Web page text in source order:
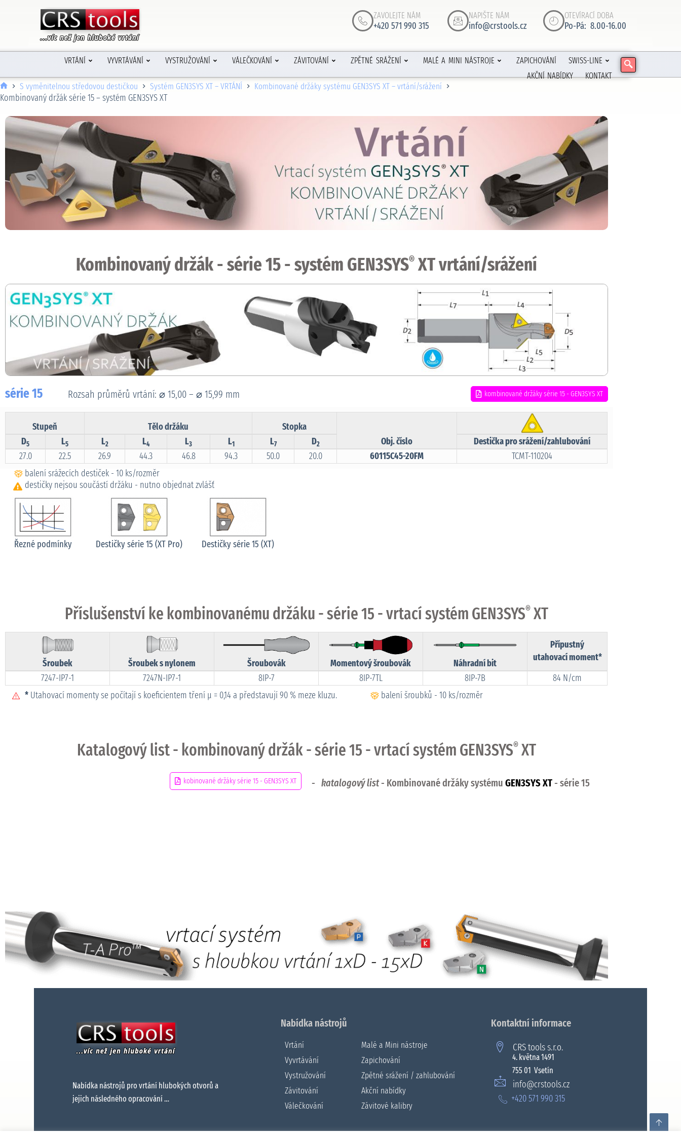
ZAVOLEJTE NÁM
+420 571 990 315
NAPIŠTE NÁM
info@crstools.cz
OTEVÍRACÍ DOBA
Po-Pá: 8.00-16.00
VRTÁNÍ VYVRTÁVÁNÍ VYSTRUŽOVÁNÍ VÁLEČKOVÁNÍ ZÁVITOVÁNÍ ZPĚTNÉ SRÁŽENÍ MALÉ A MINI NÁSTROJE ZAPICHOVÁNÍ
SWISS-LINE
AKČNÍ NABÍDKY
KONTAKT
S vyměnitelnou středovou destičkou Systém GEN3SYS XT – VRTÁNÍ Kombinované držáky systému GEN3SYS XT – vrtání/srážení
Kombinovaný držák série 15 – systém GEN3SYS XT
Kombinovaný držák - série 15 - systém GEN3SYS®XT vrtání/srážení
série 15 Rozsah průměrů vrtání: ⌀ 15,00 – ⌀ 15,99 mm kombinované držáky série 15 - GEN3SYS XT
Stupeň Tělo držáku
Stopka
Obj. číslo
D5 L5 L2 L4 L3 L1 L7 D2
Destička pro srážení/zahlubování
27.0
22.5 26.9 44.3 46.8 94.3 50.0 20.0 60115C45-20FM
TCMT-110204
balení srážecích destiček - 10 ks/rozměr
destičky nejsou součástí držáku - nutno objednat zvlášť
Řezné podmínky Destičky série 15 (XT Pro) Destičky série 15 (XT)
Příslušenství ke kombinovanému držáku - série 15 - vrtací systém GEN3SYS®XT
Šroubek Šroubek s nylonem Šroubovák Momentový šroubovák Náhradní bit
Přípustný
utahovací moment*
7247-IP7-1
7247N-IP7-1 8IP-7 8IP-7TL 8IP-7B
84 N/cm
* Utahovací momenty se počítají s koeficientem tření μ = 0,14 a představují 90 % meze kluzu. balení šroubků - 10 ks/rozměr
Katalogový list - kombinovaný držák - série 15 - vrtací systém GEN3SYS®XT
kobinované držáky série 15 - GEN3SYS XT - katalogový list- Kombinované držáky systému GEN3SYS XT- série 15
Nabídka nástrojů pro vrtání hlubokých otvorů a
jejich následného opracování …
Nabídka nástrojů
Vrtání
Vyvrtávání
Vystružování
Závitování
Válečkování
Malé a Mini nástroje
Zapichování
Zpětné srážení / zahlubování
Akční nabídky
Závitové kalibry
Kontaktní informace
CRS tools s.r.o.
4. května 1491
755 01 Vsetín
info@crstools.cz
+420 571 990 315